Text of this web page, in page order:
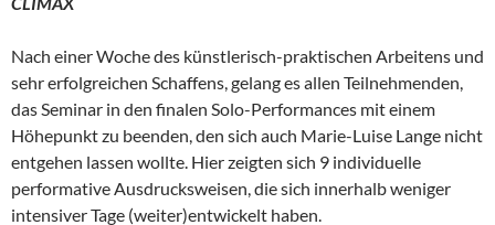
Nach einer Woche des künstlerisch-praktischen Arbeitens und
sehr erfolgreichen Schaffens, gelang es allen Teilnehmenden,
das Seminar in den finalen Solo-Performances mit einem
Höhepunkt zu beenden, den sich auch Marie-Luise Lange nicht
entgehen lassen wollte. Hier zeigten sich 9 individuelle
performative Ausdrucksweisen, die sich innerhalb weniger
intensiver Tage (weiter)entwickelt haben.